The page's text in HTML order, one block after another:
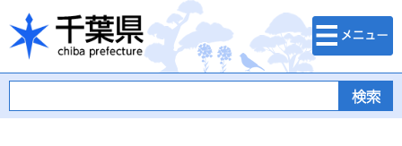
千葉県
検索・メニュ
ー